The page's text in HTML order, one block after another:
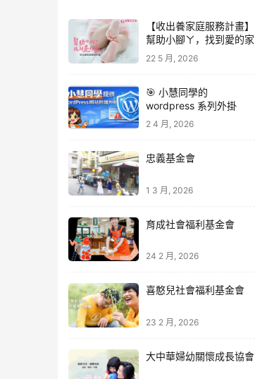
【收出養家庭服務計畫】
幫助小腳ㄚ，找到愛的家
22 5 月, 2026
🎯 小慧同學的
wordpress 系列外掛
2 4 月, 2026
忠義基金會
1 3 月, 2026
育成社會福利基金會
24 2 月, 2026
喜憨兒社會福利基金會
23 2 月, 2026
大中華婦幼關懷成長協會